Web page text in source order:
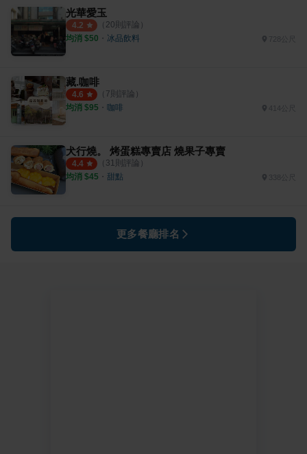
光華愛玉
4.2 （ 20則評論）
均消 $50 ・ 冰品飲料
藏.咖啡
4.6 （ 7則評論）
均消 $95 ・ 咖啡 414公尺
犬行燒。 烤蛋糕專賣店 燒果子專賣
4.4 （ 31則評論）
均消 $45 ・ 甜點
更多餐廳排名